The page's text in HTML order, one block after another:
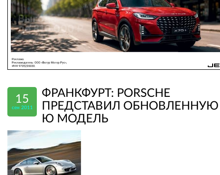
15
сен 2011
ФРАНКФУРТ: PORSCHE
ПРЕДСТАВИЛ ОБНОВЛЕННУЮ
Ю МОДЕЛЬ